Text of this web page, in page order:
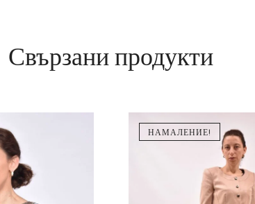
Свързани продукти
НАМАЛЕНИЕ!